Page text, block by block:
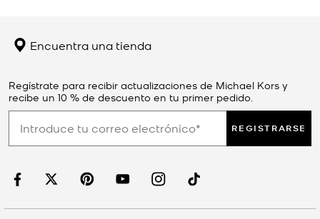
Encuentra una tienda
Regístrate para recibir actualizaciones de Michael Kors y
recibe un 10 % de descuento en tu primer pedido.
REGISTRARSE